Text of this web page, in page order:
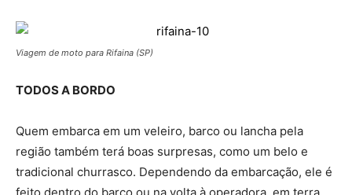
Viagem de moto para Rifaina (SP)
TODOS A BORDO
Quem embarca em um veleiro, barco ou lancha pela
região também terá boas surpresas, como um belo e
tradicional churrasco. Dependendo da embarcação, ele é